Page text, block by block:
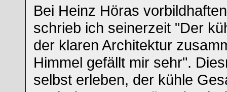
Bei Heinz Höras
schrieb ich seinerzeit "Der
der klaren Architektur
Himmel gefällt mir sehr".
selbst erleben, der kühle